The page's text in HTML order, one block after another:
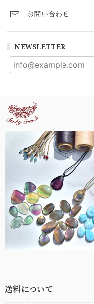
お問い合わせ
NEWSLETTER
送料について